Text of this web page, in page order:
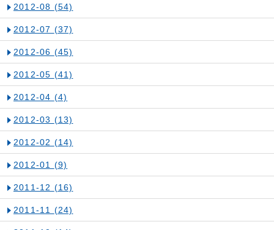
2012-08 (54)
2012-07 (37)
2012-06 (45)
2012-05 (41)
2012-04 (4)
2012-03 (13)
2012-02 (14)
2012-01 (9)
2011-12 (16)
2011-11 (24)